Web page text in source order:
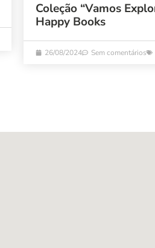
Coleção “Vamos
Happy Books
26/08/2024 Sem comentários